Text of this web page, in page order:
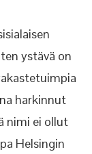
ystävä on
harkinnut
nimi ei ollut
Helsingin